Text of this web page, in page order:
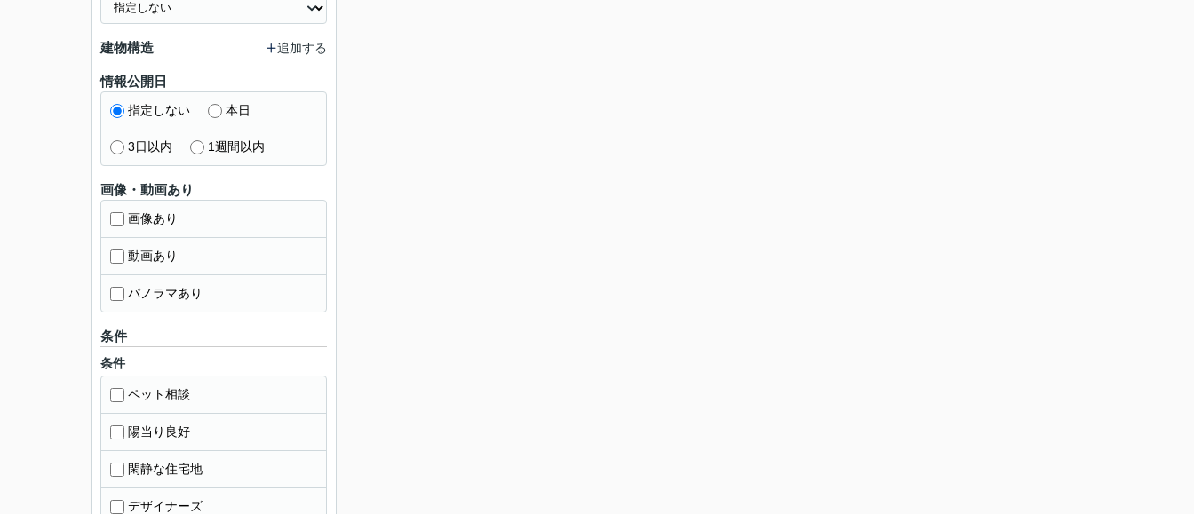
建物構造 追加する
情報公開日
指定しない 本日
3日以内 1週間以内
画像・動画あり
画像あり
動画あり
パノラマあり
条件
条件
ペット相談
陽当り良好
閑静な住宅地
デザイナーズ